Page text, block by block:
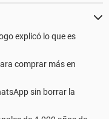
explicó lo que es
comprar más en
sin borrar la